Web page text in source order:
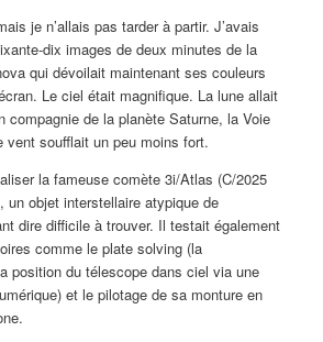
je n’allais pas tarder à partir. J’avais
dix images de deux minutes de la
qui dévoilait maintenant ses couleurs
Le ciel était magnifique. La lune allait
compagnie de la planète Saturne, la Voie
vent soufflait un peu moins fort.
la fameuse comète 3i/Atlas (C/2025
un objet interstellaire atypique de
dire difficile à trouver. Il testait également
comme le plate solving (la
position du télescope dans ciel via une
et le pilotage de sa monture en